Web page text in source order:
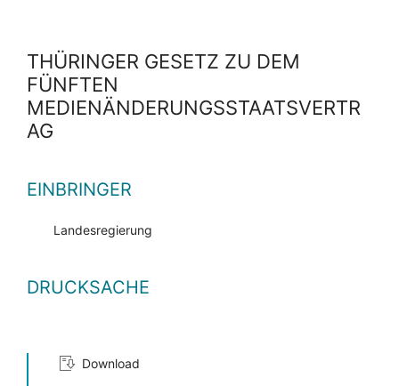
THÜRINGER GESETZ ZU DEM
FÜNFTEN
MEDIENÄNDERUNGSSTAATSVERTR
AG
EINBRINGER
Landesregierung
DRUCKSACHE
Download